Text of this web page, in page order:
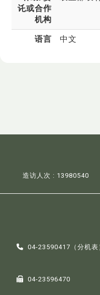
讬或合作
机构
语言 中文
造访人次 : 13980540
04-23590417（分机表
04-23596470